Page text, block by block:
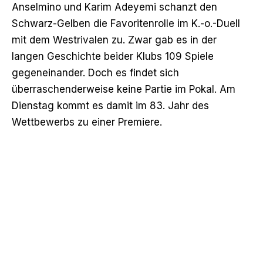
Anselmino und Karim Adeyemi schanzt den
Schwarz-Gelben die Favoritenrolle im K.-o.-Duell
mit dem Westrivalen zu. Zwar gab es in der
langen Geschichte beider Klubs 109 Spiele
gegeneinander. Doch es findet sich
überraschenderweise keine Partie im Pokal. Am
Dienstag kommt es damit im 83. Jahr des
Wettbewerbs zu einer Premiere.